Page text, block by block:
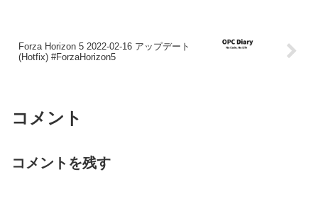
Forza Horizon 5 2022-02-16 アップデート
(Hotfix) #ForzaHorizon5
コメント
コメントを残す